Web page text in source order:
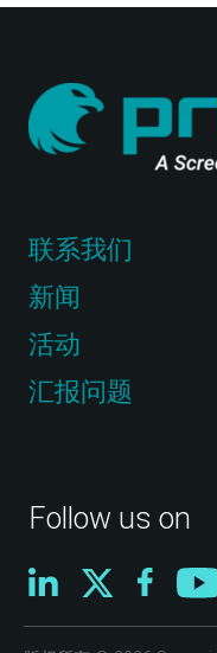
Follow us on
联系我们
新闻
活动
汇报问题